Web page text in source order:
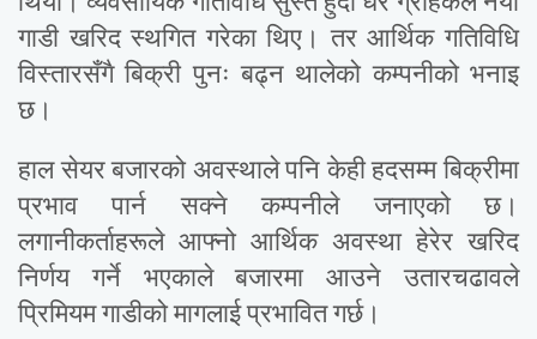
गाडी खरिद स्थगित गरेका थिए। तर आर्थिक गतिविधि
विस्तारसँगै बिक्री पुनः बढ्न थालेको कम्पनीको भनाइ
छ।
हाल सेयर बजारको अवस्थाले पनि केही हदसम्म बिक्रीमा
प्रभाव पार्न सक्ने कम्पनीले जनाएको छ।
लगानीकर्ताहरूले आफ्नो आर्थिक अवस्था हेरेर खरिद
निर्णय गर्ने भएकाले बजारमा आउने उतारचढावले
प्रिमियम गाडीको मागलाई प्रभावित गर्छ।